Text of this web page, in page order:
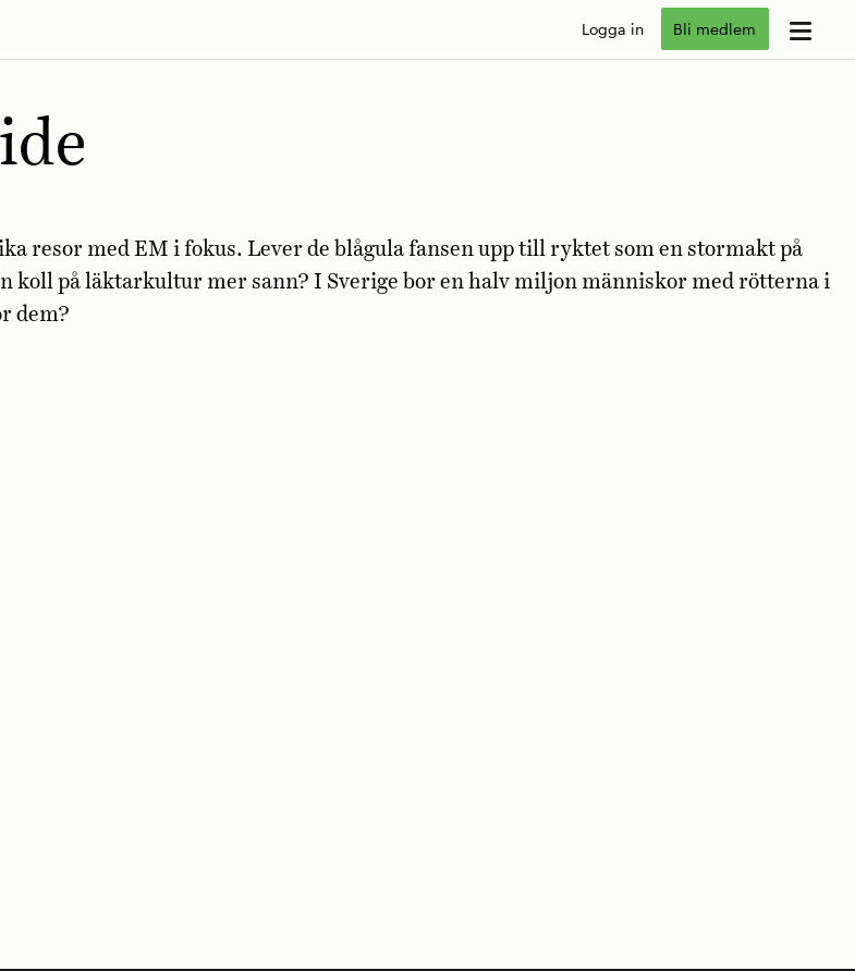
Logga in Bli medlem
resor med EM i fokus. Lever de blågula fansen upp till ryktet som en stormakt på
koll på läktarkultur mer sann? I Sverige bor en halv miljon människor med rötterna i
dem?